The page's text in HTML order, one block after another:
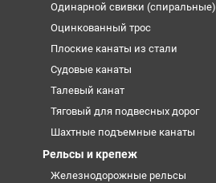
Одинарной свивки (спиральные)
Оцинкованный трос
Плоские канаты из стали
Судовые канаты
Талевый канат
Тяговый для подвесных дорог
Шахтные подъемные канаты
Рельсы и крепеж
Железнодорожные рельсы